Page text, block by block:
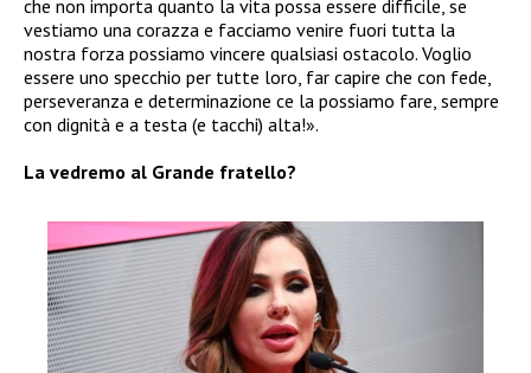
che non importa quanto la vita possa essere difficile, se
vestiamo una corazza e facciamo venire fuori tutta la
nostra forza possiamo vincere qualsiasi ostacolo. Voglio
essere uno specchio per tutte loro, far capire che con fede,
perseveranza e determinazione ce la possiamo fare, sempre
con dignità e a testa (e tacchi) alta!».
La vedremo al Grande fratello?